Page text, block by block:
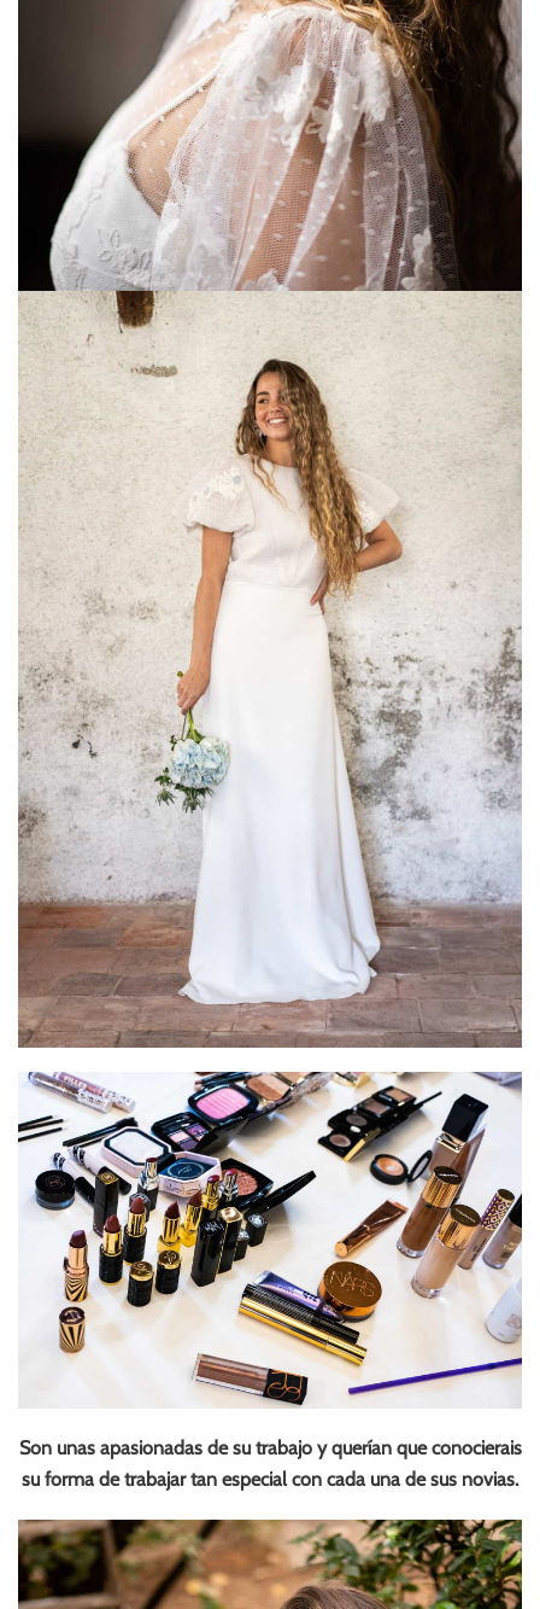
Son unas apasionadas de su trabajo y querían que conocierais
su forma de trabajar tan especial con cada una de sus novias.